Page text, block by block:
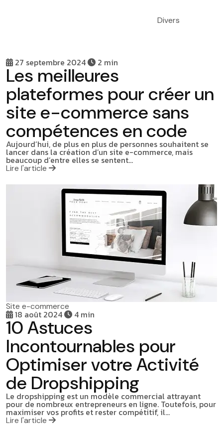
Divers
27 septembre 2024 2 min
Les meilleures
plateformes pour créer un
site e-commerce sans
compétences en code
Aujourd’hui, de plus en plus de personnes souhaitent se
lancer dans la création d’un site e-commerce, mais
beaucoup d’entre elles se sentent…
Lire l'article
Site e-commerce
18 août 2024 4 min
10 Astuces
Incontournables pour
Optimiser votre Activité
de Dropshipping
Le dropshipping est un modèle commercial attrayant
pour de nombreux entrepreneurs en ligne. Toutefois, pour
maximiser vos profits et rester compétitif, il…
Lire l'article